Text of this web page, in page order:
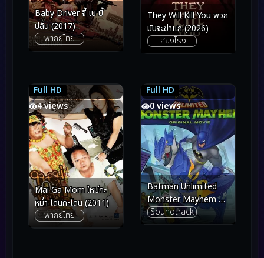
Baby Driver จี้ เบ บี้
ปล้น (2017)
พากย์ไทย
They Will Kill You พวก
มันจะฆ่าแก (2026)
เสียงโรง
Full HD
5.7
4 views
5.7
Mai Ga Mom ใหม่กะ
หม่ำ โดนกะโดน (2011)
พากย์ไทย
Full HD
5.6
0 views
5.6
Batman Unlimited
Monster Mayhem แบ
ทแมน ถล่มจอมวายร้าย
(2015)
Soundtrack